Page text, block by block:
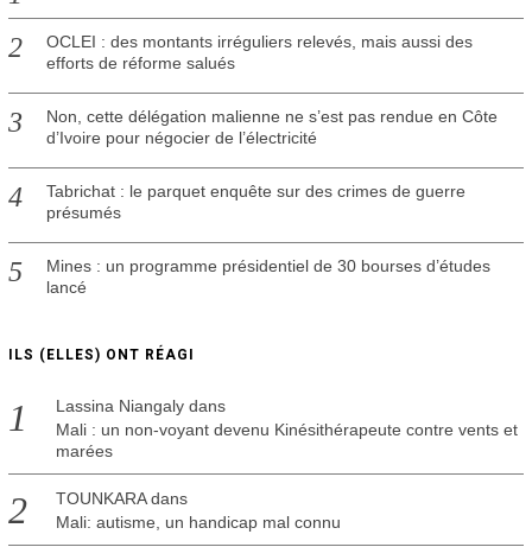
OCLEI : des montants irréguliers relevés, mais aussi des
efforts de réforme salués
Non, cette délégation malienne ne s’est pas rendue en Côte
d’Ivoire pour négocier de l’électricité
Tabrichat : le parquet enquête sur des crimes de guerre
présumés
Mines : un programme présidentiel de 30 bourses d’études
lancé
ILS (ELLES) ONT RÉAGI
Lassina Niangalydans
Mali : un non-voyant devenu Kinésithérapeute contre vents et
marées
TOUNKARAdans
Mali: autisme, un handicap mal connu